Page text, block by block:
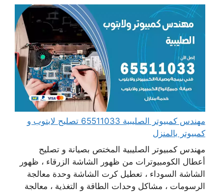
مهندس كمبيوتر الصليبية 65511033 تصليح لابتوب و
كمبيوتر بالمنزل
مهندس كمبيوتر الصليبية المختص بصيانة و تصليح
أعطال الكومبيوترات من ظهور الشاشة الزرقاء ، ظهور
الشاشة السوداء ، تعطيل كرت الشاشة وحدة معالجة
الرسومات ، مشاكل وحدات الطاقة و التغذية ، معالجة